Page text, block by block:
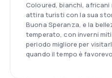
Coloured, bianchi,
attira turisti con la sua
Buona Speranza, e la
temperato, con inverni
periodo migliore per
quando il tempo è